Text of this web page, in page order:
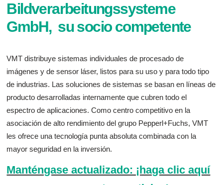
Bildverarbeitungssysteme
GmbH, su socio competente
VMT distribuye sistemas individuales de procesado de
imágenes y de sensor láser, listos para su uso y para todo tipo
de industrias. Las soluciones de sistemas se basan en líneas de
producto desarrolladas internamente que cubren todo el
espectro de aplicaciones. Como centro competitivo en la
asociación de alto rendimiento del grupo Pepperl+Fuchs, VMT
les ofrece una tecnología punta absoluta combinada con la
mayor seguridad en la inversión.
Manténgase actualizado: ¡haga clic aquí